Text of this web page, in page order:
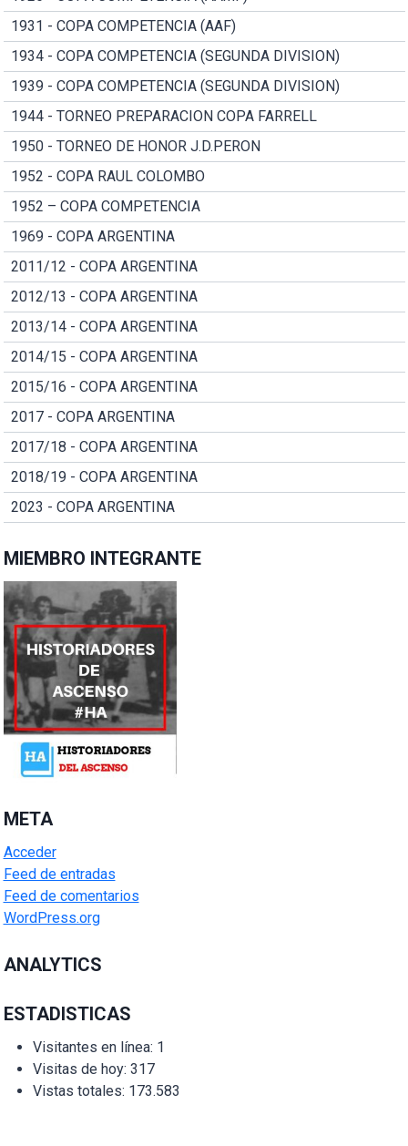
1931 - COPA COMPETENCIA (AAF)
1934 - COPA COMPETENCIA (SEGUNDA DIVISION)
1939 - COPA COMPETENCIA (SEGUNDA DIVISION)
1944 - TORNEO PREPARACION COPA FARRELL
1950 - TORNEO DE HONOR J.D.PERON
1952 - COPA RAUL COLOMBO
1952 – COPA COMPETENCIA
1969 - COPA ARGENTINA
2011/12 - COPA ARGENTINA
2012/13 - COPA ARGENTINA
2013/14 - COPA ARGENTINA
2014/15 - COPA ARGENTINA
2015/16 - COPA ARGENTINA
2017 - COPA ARGENTINA
2017/18 - COPA ARGENTINA
2018/19 - COPA ARGENTINA
2023 - COPA ARGENTINA
MIEMBRO INTEGRANTE
META
Acceder
Feed de entradas
Feed de comentarios
WordPress.org
ANALYTICS
ESTADISTICAS
Visitantes en línea: 1
Visitas de hoy: 317
Vistas totales: 173.583